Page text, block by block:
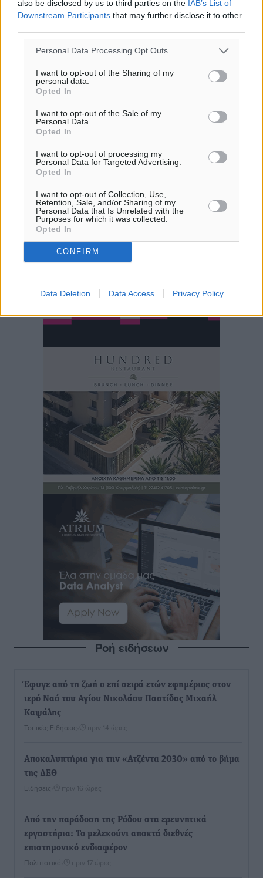
also be disclosed by us to third parties on the IAB’s List of
Downstream Participants that may further disclose it to other
Personal Data Processing Opt Outs
I want to opt-out of the Sharing of my
personal data.
Opted In
I want to opt-out of the Sale of my
Personal Data.
Opted In
I want to opt-out of processing my
Personal Data for Targeted Advertising.
Opted In
I want to opt-out of Collection, Use,
Retention, Sale, and/or Sharing of my
Personal Data that Is Unrelated with the
Purposes for which it was collected.
Opted In
CONFIRM
Data Deletion Data Access Privacy Policy
14km/h
πρόγνωση:
Ροή ειδήσεων
Έφυγε από τη ζωή ο επί σειρά ετών εφημέριος στον
ιερό Ναό του Αγίου Νικολάου Παστίδας Μιχαήλ
Καψάλης
Τοπικές Ειδήσεις πριν 14 ώρες
Αποκαλυπτήρια για την «Ατζέντα 2030» από το βήμα
της ΔΕΘ
Ειδήσεις πριν 16 ώρες
Από την παράδοση της Ρόδου στα ερευνητικά
εργαστήρια: Το μελεκούνι αποκτά διεθνές
επιστημονικό ενδιαφέρον
Πολιτιστικά πριν 17 ώρες